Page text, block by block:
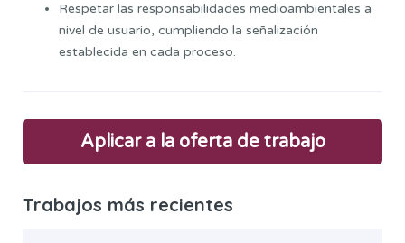
Respetar las responsabilidades medioambientales a
nivel de usuario, cumpliendo la señalización
establecida en cada proceso.
Aplicar a la oferta de trabajo
Trabajos más recientes